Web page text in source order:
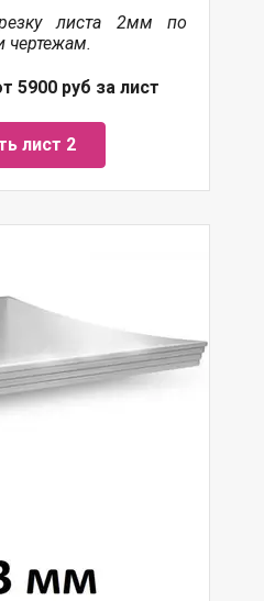
листа 2мм по
5900 руб за лист
лист 2